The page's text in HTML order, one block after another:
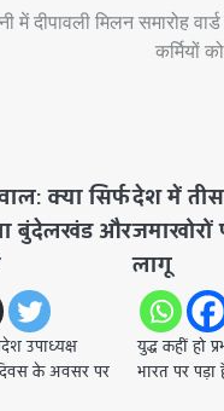
में दीपावली मिलन समारोह
कर्मियों
क्या सिर्फ
बुंदेलखंड और
उपाध्यक्ष
के अवसर पर
देश में
जमाखोरों
लागू
युद्ध कहीं हो
भारत पर